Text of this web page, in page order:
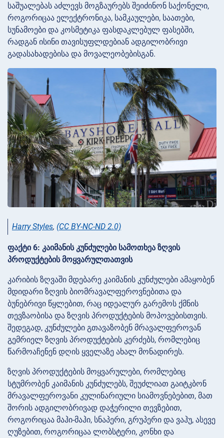
საშუალებას აძლევს მოგზაურებს შეიძინონ საქონელი,
როგორიცაა ელექტრონიკა, სამკაულები, საათები,
სუნამოები და კოსმეტიკა ფასდაკლებულ ფასებში,
რადგან ისინი თავისუფლდებიან ადგილობრივი
გადასახადებისა და მოვალეობებისგან.
Harry Styles, (CC BY-NC-ND 2.0)
ფაქტი 6: კაიმანის კუნძულები სამოთხეა ზღვის
პროდუქტების მოყვარულთათვის
კარიბის ზღვაში მდებარე კაიმანის კუნძულები ამაყობენ
მდიდარი ზღვის ბიომრავალფეროვნებითა და
ბუნებრივი წყლებით, რაც იდეალურ გარემოს ქმნის
თევზაობისა და ზღვის პროდუქტების მოპოვებისთვის.
შედეგად, კუნძულები გთავაზობენ მრავალფეროვან
გემრიელ ზღვის პროდუქტების კერძებს, რომლებიც
წარმოაჩენენ დღის ყველაზე ახალ მონადირეს.
ზღვის პროდუქტების მოყვარულები, რომლებიც
სტუმრობენ კაიმანის კუნძულებს, შეუძლიათ გაიტკბონ
მრავალფეროვანი კულინარიული სიამოვნებებით, მათ
შორის ადგილობრივად დაჭერილი თევზებით,
როგორიცაა მაჰი-მაჰი, სნაპერი, გრუპერი და ვაჰუ, ასევე
ღუზებით, როგორიცაა ლობსტერი, კონხი და